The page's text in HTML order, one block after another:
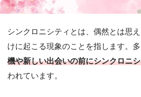
シンクロニシティとは、偶然とは思
けに起こる現象のことを指します。多
機や新しい出会いの前にシンクロニ
われています。